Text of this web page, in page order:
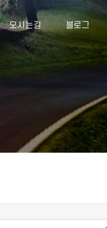
오시는길 블로그